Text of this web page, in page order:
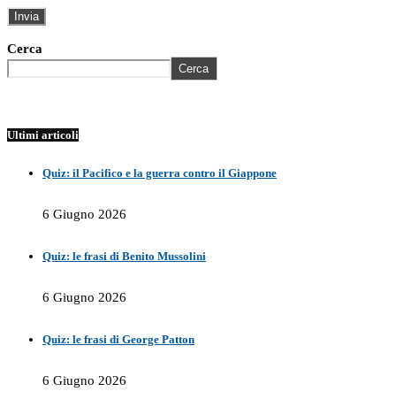
Cerca
Cerca
Ultimi articoli
Quiz: il Pacifico e la guerra contro il Giappone
6 Giugno 2026
Quiz: le frasi di Benito Mussolini
6 Giugno 2026
Quiz: le frasi di George Patton
6 Giugno 2026